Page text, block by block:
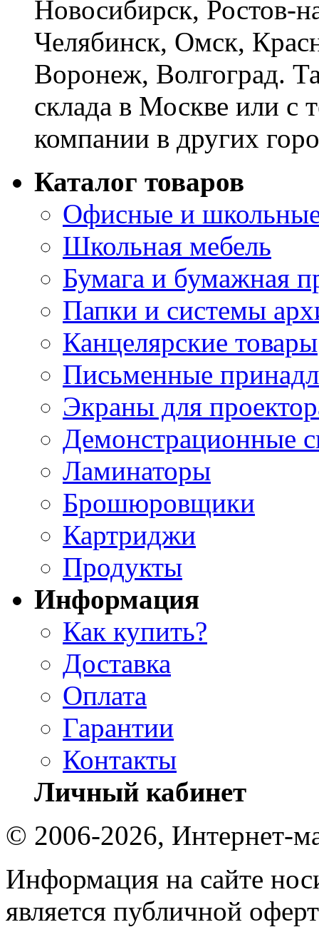
Новосибирск, Ростов-
Челябинск, Омск,
Воронеж, Волгоград.
склада в Москве или с
компании в других
Каталог товаров
Офисные и
Школьная мебель
Бумага и бумажная
Папки и системы
Канцелярские товары
Письменные
Экраны для
Демонстрационные
Ламинаторы
Брошюровщики
Картриджи
Продукты
Информация
Как купить?
Доставка
Оплата
Гарантии
Контакты
Личный кабинет
© 2006-2026, Интернет-
Информация на сайте
является публичной